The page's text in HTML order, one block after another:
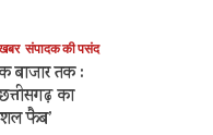
संपादक की पसंद
बाजार तक :
का
फैब’